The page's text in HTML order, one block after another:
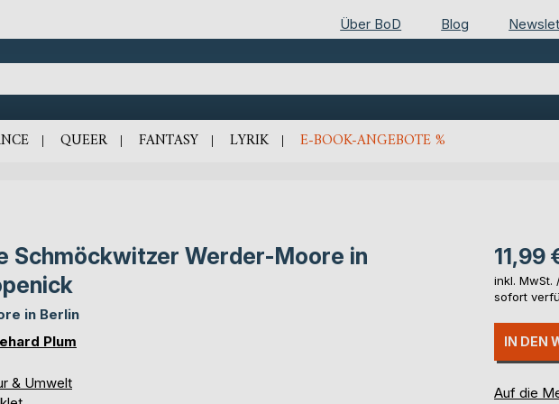
Über BoD Blog
QUEER FANTASY LYRIK E-BOOK-ANGEBOTE %
Schmöckwitzer Werder-Moore in
in Berlin
Plum
& Umwelt
11,99
inkl. MwSt.
sofort
IN DEN
Auf die